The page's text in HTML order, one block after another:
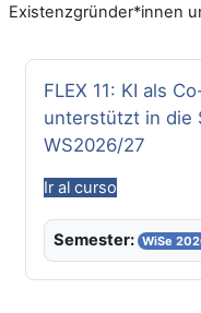
Existenzgründer*innen
Nombre del curso
FLEX 11: KI als
unterstützt in die
WS2026/27
Ir al curso
Semester: WiSe